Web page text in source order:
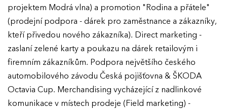
projektem Modrá vlna) a promotion "Rodina a přátele"
(prodejní podpora - dárek pro zaměstnance a zákazníky,
kteří přivedou nového zákazníka). Direct marketing -
zaslaní zelené karty a poukazu na dárek retailovým i
firemním zákazníkům. Podpora největšího českého
automobilového závodu Česká pojišťovna & ŠKODA
Octavia Cup. Merchandising vycházející z nadlinkové
komunikace v místech prodeje (Field marketing) -